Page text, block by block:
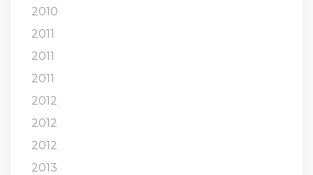
2010
2011
2011
2011
2012
2012
2012
2013